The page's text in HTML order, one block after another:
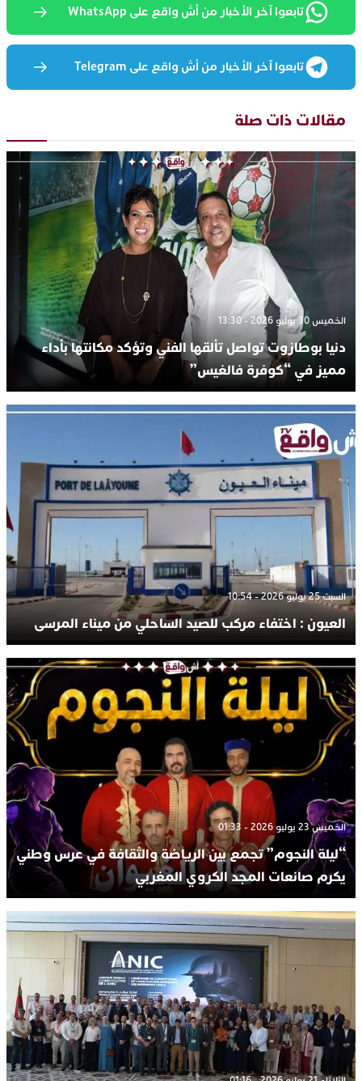
تابعوا آخر الأخبار من أش واقع على WhatsApp
تابعوا آخر الأخبار من أش واقع على Telegram
مقالات ذات صلة
الخميس 30 يوليو 2026 - 13:30
دنيا بوطازوت تواصل تألقها الفني وتؤكد مكانتها بأداء
مميز في “كوفرة فالغيس”
السبت 25 يوليو 2026 - 10:54
العيون : اختفاء مركب للصيد الساحلي من ميناء المرسى
الخميس 23 يوليو 2026 - 01:33
“ليلة النجوم” تجمع بين الرياضة والثقافة في عرس وطني
يكرم صانعات المجد الكروي المغربي